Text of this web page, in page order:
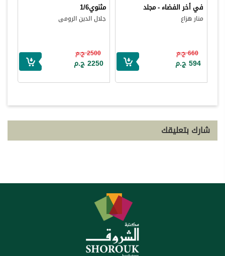
في أخر الفضاء - مجلد
منار هزاع
660 ج.م
594 ج.م
مثنوي1/6
جلال الدين الرومى
2500 ج.م
2250 ج.م
شارك بتعليقك